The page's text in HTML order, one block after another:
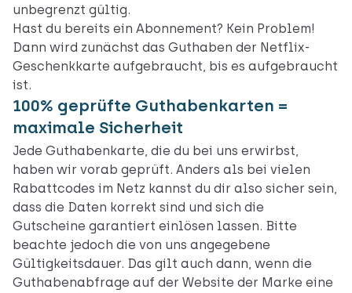
unbegrenzt gültig.
Hast du bereits ein Abonnement? Kein Problem!
Dann wird zunächst das Guthaben der Netflix-
Geschenkkarte aufgebraucht, bis es aufgebraucht
ist.
100% geprüfte Guthabenkarten =
maximale Sicherheit
Jede Guthabenkarte, die du bei uns erwirbst,
haben wir vorab geprüft. Anders als bei vielen
Rabattcodes im Netz kannst du dir also sicher sein,
dass die Daten korrekt sind und sich die
Gutscheine garantiert einlösen lassen. Bitte
beachte jedoch die von uns angegebene
Gültigkeitsdauer. Das gilt auch dann, wenn die
Guthabenabfrage auf der Website der Marke eine